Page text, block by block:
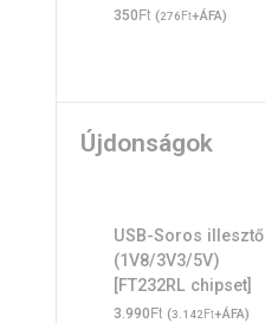
350Ft (276Ft+ÁFA)
Újdonságok
USB-Soros illesztő
(1V8/3V3/5V)
[FT232RL chipset]
3.990Ft (3.142Ft+ÁFA)